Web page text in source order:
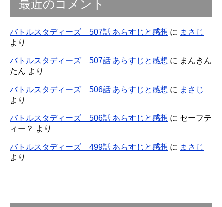
最近のコメント
バトルスタディーズ 507話 あらすじと感想 に まさじ
より
バトルスタディーズ 507話 あらすじと感想 に まんきん
たん より
バトルスタディーズ 506話 あらすじと感想 に まさじ
より
バトルスタディーズ 506話 あらすじと感想 に セーフテ
ィー？ より
バトルスタディーズ 499話 あらすじと感想 に まさじ
より